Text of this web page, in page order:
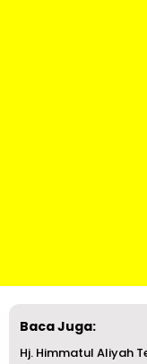
Baca Juga:
Hj. Himmatul Aliyah